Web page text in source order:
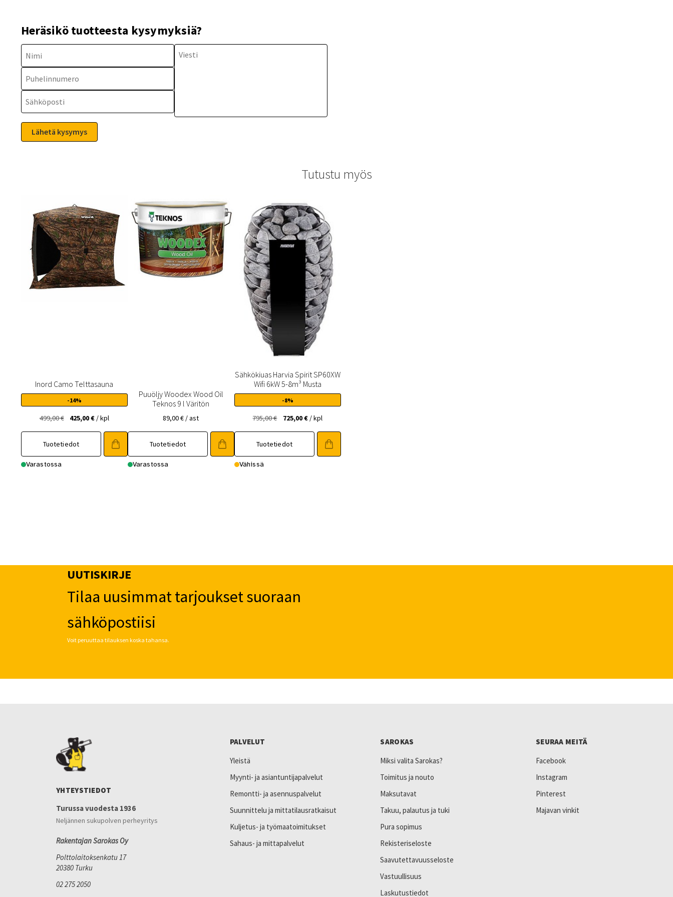
Heräsikö tuotteesta kysymyksiä?
Tutustu myös
Inord Camo Telttasauna
-14%
499,00€
Alkuperäinen
oli:
425,00€Nykyinen
425,00 €.
/ kpl
Tuotetiedot
Varastossa
Puuöljy Woodex Wood Oil
Teknos 9 l Väritön
89,00€ / ast
Tuotetiedot
Varastossa
Sähkökiuas Harvia Spirit SP60XW
Wifi 6kW 5-8m³ Musta
-8%
795,00€
Alkuperäinen
oli:
725,00€Nykyinen
725,00 €.
/ kpl
Tuotetiedot
Vähissä
UUTISKIRJE
Tilaa uusimmat tarjoukset suoraan
sähköpostiisi
Voit peruuttaa tilauksen koska tahansa.
YHTEYSTIEDOT
Turussa vuodesta 1936
Neljännen sukupolven perheyritys
Rakentajan Sarokas Oy
Polttolaitoksenkatu 17
20380 Turku
02 275 2050
PALVELUT
Yleistä
Myynti- ja asiantuntijapalvelut
Remontti- ja asennuspalvelut
Suunnittelu ja mittatilausratkaisut
Kuljetus- ja työmaatoimitukset
Sahaus- ja mittapalvelut
SAROKAS
Miksi valita Sarokas?
Toimitus ja nouto
Maksutavat
Takuu, palautus ja tuki
Pura sopimus
Rekisteriseloste
Saavutettavuusseloste
Vastuullisuus
Laskutustiedot
SEURAA MEITÄ
Facebook
Instagram
Pinterest
Majavan vinkit